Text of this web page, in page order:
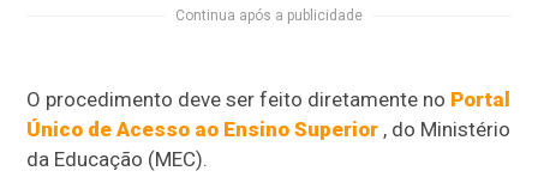
Continua após a publicidade
O procedimento deve ser feito diretamente no Portal
Único de Acesso ao Ensino Superior , do Ministério
da Educação (MEC).